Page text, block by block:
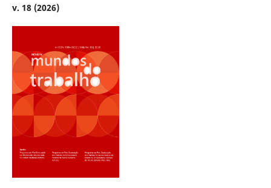
v. 18 (2026)